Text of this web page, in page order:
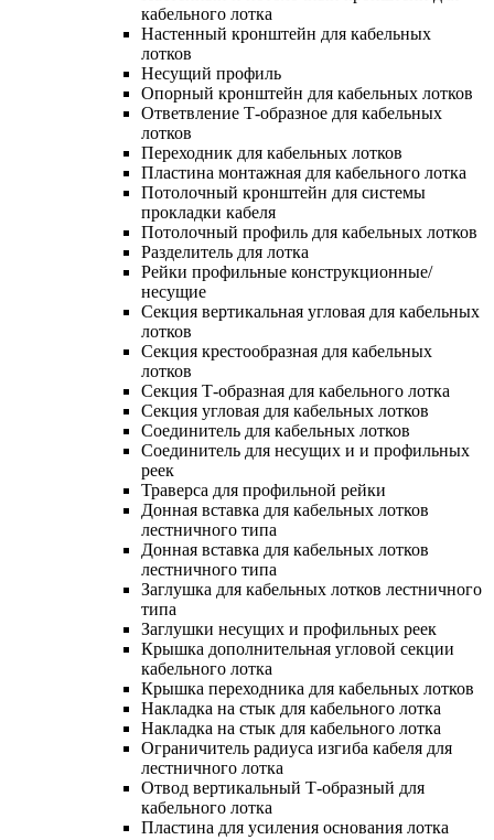
кабельного лотка
Настенный кронштейн для кабельных
лотков
Несущий профиль
Опорный кронштейн для кабельных лотков
Ответвление Т-образное для кабельных
лотков
Переходник для кабельных лотков
Пластина монтажная для кабельного лотка
Потолочный кронштейн для системы
прокладки кабеля
Потолочный профиль для кабельных лотков
Разделитель для лотка
Рейки профильные конструкционные/
несущие
Секция вертикальная угловая для кабельных
лотков
Секция крестообразная для кабельных
лотков
Секция Т-образная для кабельного лотка
Секция угловая для кабельных лотков
Соединитель для кабельных лотков
Соединитель для несущих и и профильных
реек
Траверса для профильной рейки
Донная вставка для кабельных лотков
лестничного типа
Донная вставка для кабельных лотков
лестничного типа
Заглушка для кабельных лотков лестничного
типа
Заглушки несущих и профильных реек
Крышка дополнительная угловой секции
кабельного лотка
Крышка переходника для кабельных лотков
Накладка на стык для кабельного лотка
Накладка на стык для кабельного лотка
Ограничитель радиуса изгиба кабеля для
лестничного лотка
Отвод вертикальный Т-образный для
кабельного лотка
Пластина для усиления основания лотка